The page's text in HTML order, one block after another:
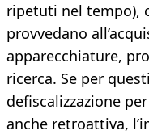
ripetuti nel tempo),
provvedano
apparecchiature,
ricerca. Se per
defiscalizzazione
anche retroattiva,